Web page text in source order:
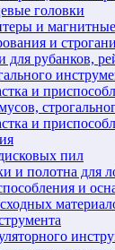
головки
и
и
для рубанков,
и
и
пил
и полотна для
и